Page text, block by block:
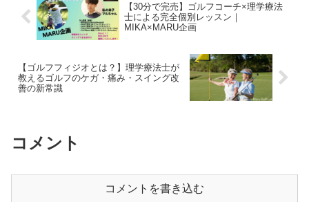
【30分で完売】ゴルフコーチ×理学療法
士による完全個別レッスン｜
MIKA×MARU企画
【ゴルフフィジオとは？】理学療法士が
教えるゴルフのケガ・痛み・スイング改
善の新常識
コメント
コメントを書き込む